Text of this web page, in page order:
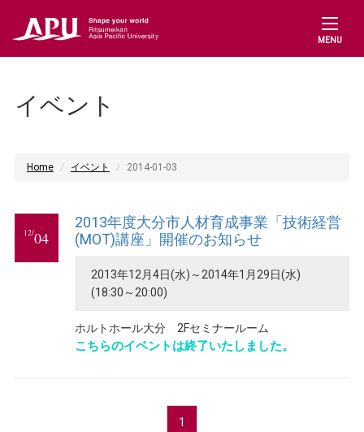
MENU
イベント
Home イベント 2014-01-03
12/04
2013年度大分市人材育成事業「技術経営
(MOT)講座」開催のお知らせ
2013年12月4日(水)～2014年1月29日(水)
(18:30～20:00)
ホルトホール大分 2Fセミナールーム
こちらのイベントは終了いたしました。
1